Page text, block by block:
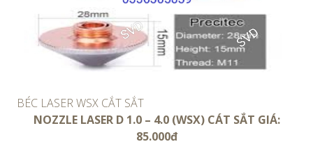
BÉC LASER WSX CẮT SẮT
NOZZLE LASER D 1.0 – 4.0 (WSX) CÁT SẮT GIÁ:
85.000đ